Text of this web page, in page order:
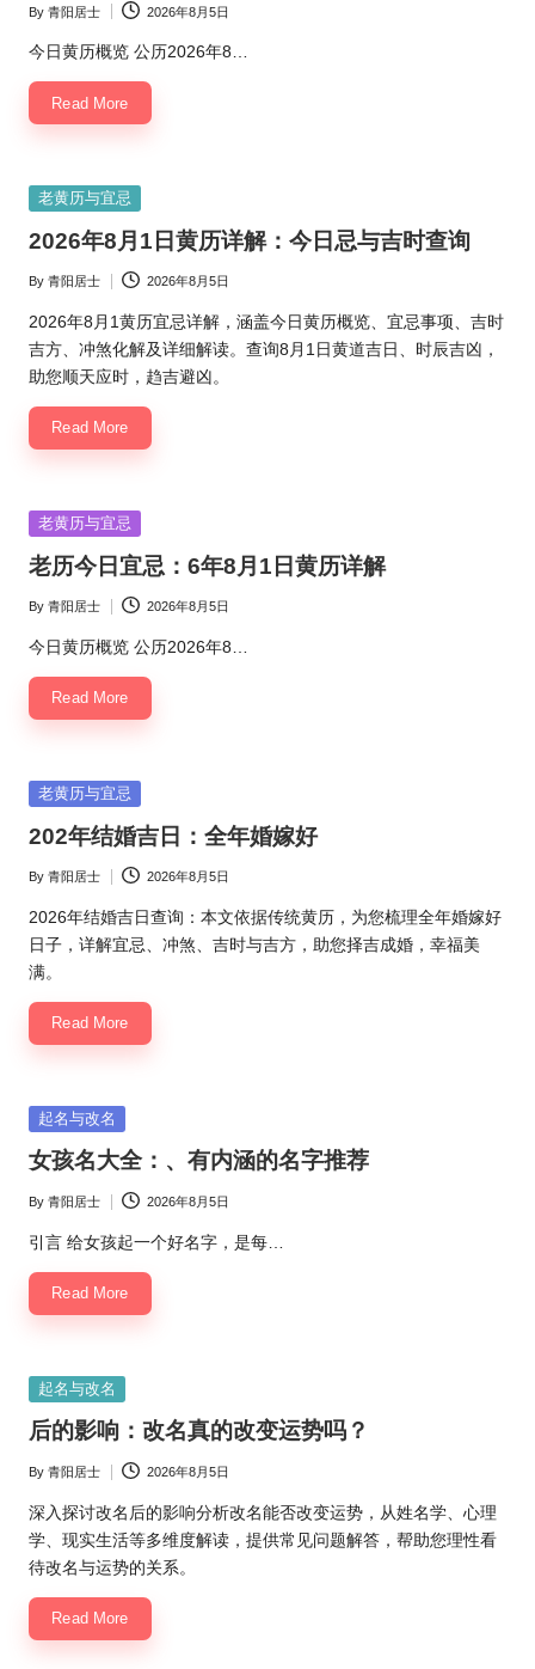
Posted
by
By 青阳居士 2026年8月5日
今日黄历概览 公历2026年8…
Read More
Posted
老黄历与宜忌
2026年8月1日黄历详解：今日忌与吉时查询
Posted
by
By 青阳居士 2026年8月5日
2026年8月1黄历宜忌详解，涵盖今日黄历概览、宜忌事项、吉时
吉方、冲煞化解及详细解读。查询8月1日黄道吉日、时辰吉凶，
助您顺天应时，趋吉避凶。
Read More
Posted
老黄历与宜忌
老历今日宜忌：6年8月1日黄历详解
Posted
by
By 青阳居士 2026年8月5日
今日黄历概览 公历2026年8…
Read More
Posted
老黄历与宜忌
202年结婚吉日：全年婚嫁好
Posted
by
By 青阳居士 2026年8月5日
2026年结婚吉日查询：本文依据传统黄历，为您梳理全年婚嫁好
日子，详解宜忌、冲煞、吉时与吉方，助您择吉成婚，幸福美
满。
Read More
Posted
起名与改名
女孩名大全：、有内涵的名字推荐
Posted
by
By 青阳居士 2026年8月5日
引言 给女孩起一个好名字，是每…
Read More
Posted
起名与改名
后的影响：改名真的改变运势吗？
Posted
by
By 青阳居士 2026年8月5日
深入探讨改名后的影响分析改名能否改变运势，从姓名学、心理
学、现实生活等多维度解读，提供常见问题解答，帮助您理性看
待改名与运势的关系。
Read More